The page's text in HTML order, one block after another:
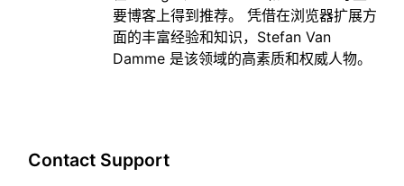
要博客上得到推荐。 凭借在浏览器扩展方
面的丰富经验和知识，Stefan Van
Damme 是该领域的高素质和权威人物。
Contact Support